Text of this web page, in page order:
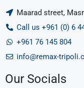
Maarad street,
Call us +961 (0) 6
+961 76 145 804
info@remax-
Our Socials